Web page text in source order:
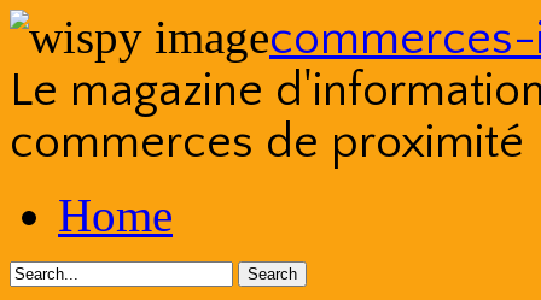
Le magazine
commerces de proximité
to
contentHome